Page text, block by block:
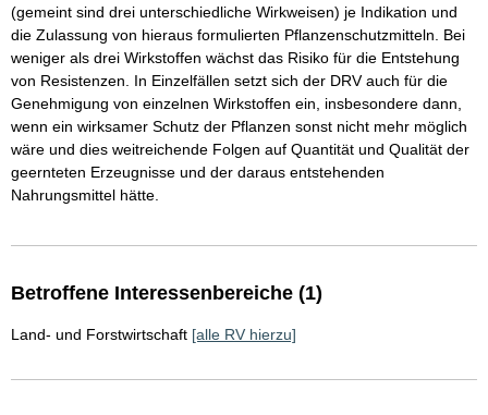
(gemeint sind drei unterschiedliche Wirkweisen) je Indikation und
die Zulassung von hieraus formulierten Pflanzenschutzmitteln. Bei
weniger als drei Wirkstoffen wächst das Risiko für die Entstehung
von Resistenzen. In Einzelfällen setzt sich der DRV auch für die
Genehmigung von einzelnen Wirkstoffen ein, insbesondere dann,
wenn ein wirksamer Schutz der Pflanzen sonst nicht mehr möglich
wäre und dies weitreichende Folgen auf Quantität und Qualität der
geernteten Erzeugnisse und der daraus entstehenden
Nahrungsmittel hätte.
Betroffene Interessenbereiche (1)
Land- und Forstwirtschaft [alle RV hierzu]